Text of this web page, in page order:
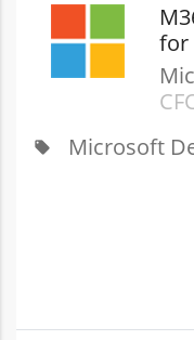
for
local_offer Microsoft